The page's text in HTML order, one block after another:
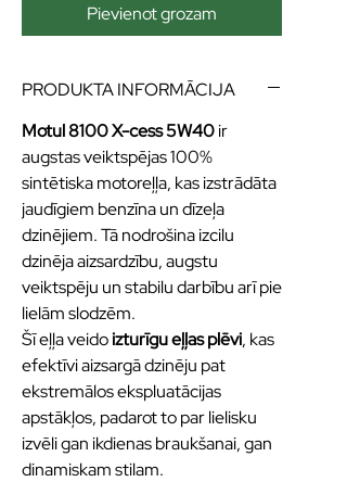
Pievienot grozam
PRODUKTA INFORMĀCIJA
Motul 8100 X-cess 5W40ir
augstas veiktspējas 100%
sintētiska motoreļļa, kas izstrādāta
jaudīgiem benzīna un dīzeļa
dzinējiem. Tā nodrošina izcilu
dzinēja aizsardzību, augstu
veiktspēju un stabilu darbību arī pie
lielām slodzēm.
Šī eļļa veidoizturīgu eļļas plēvi, kas
efektīvi aizsargā dzinēju pat
ekstremālos ekspluatācijas
apstākļos, padarot to par lielisku
izvēli gan ikdienas braukšanai, gan
dinamiskam stilam.